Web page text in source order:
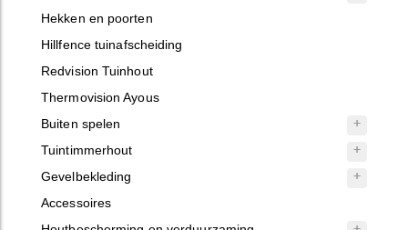
Hekken en poorten
Hillfence tuinafscheiding
Redvision Tuinhout
Thermovision Ayous
Buiten spelen
Tuintimmerhout
Gevelbekleding
Accessoires